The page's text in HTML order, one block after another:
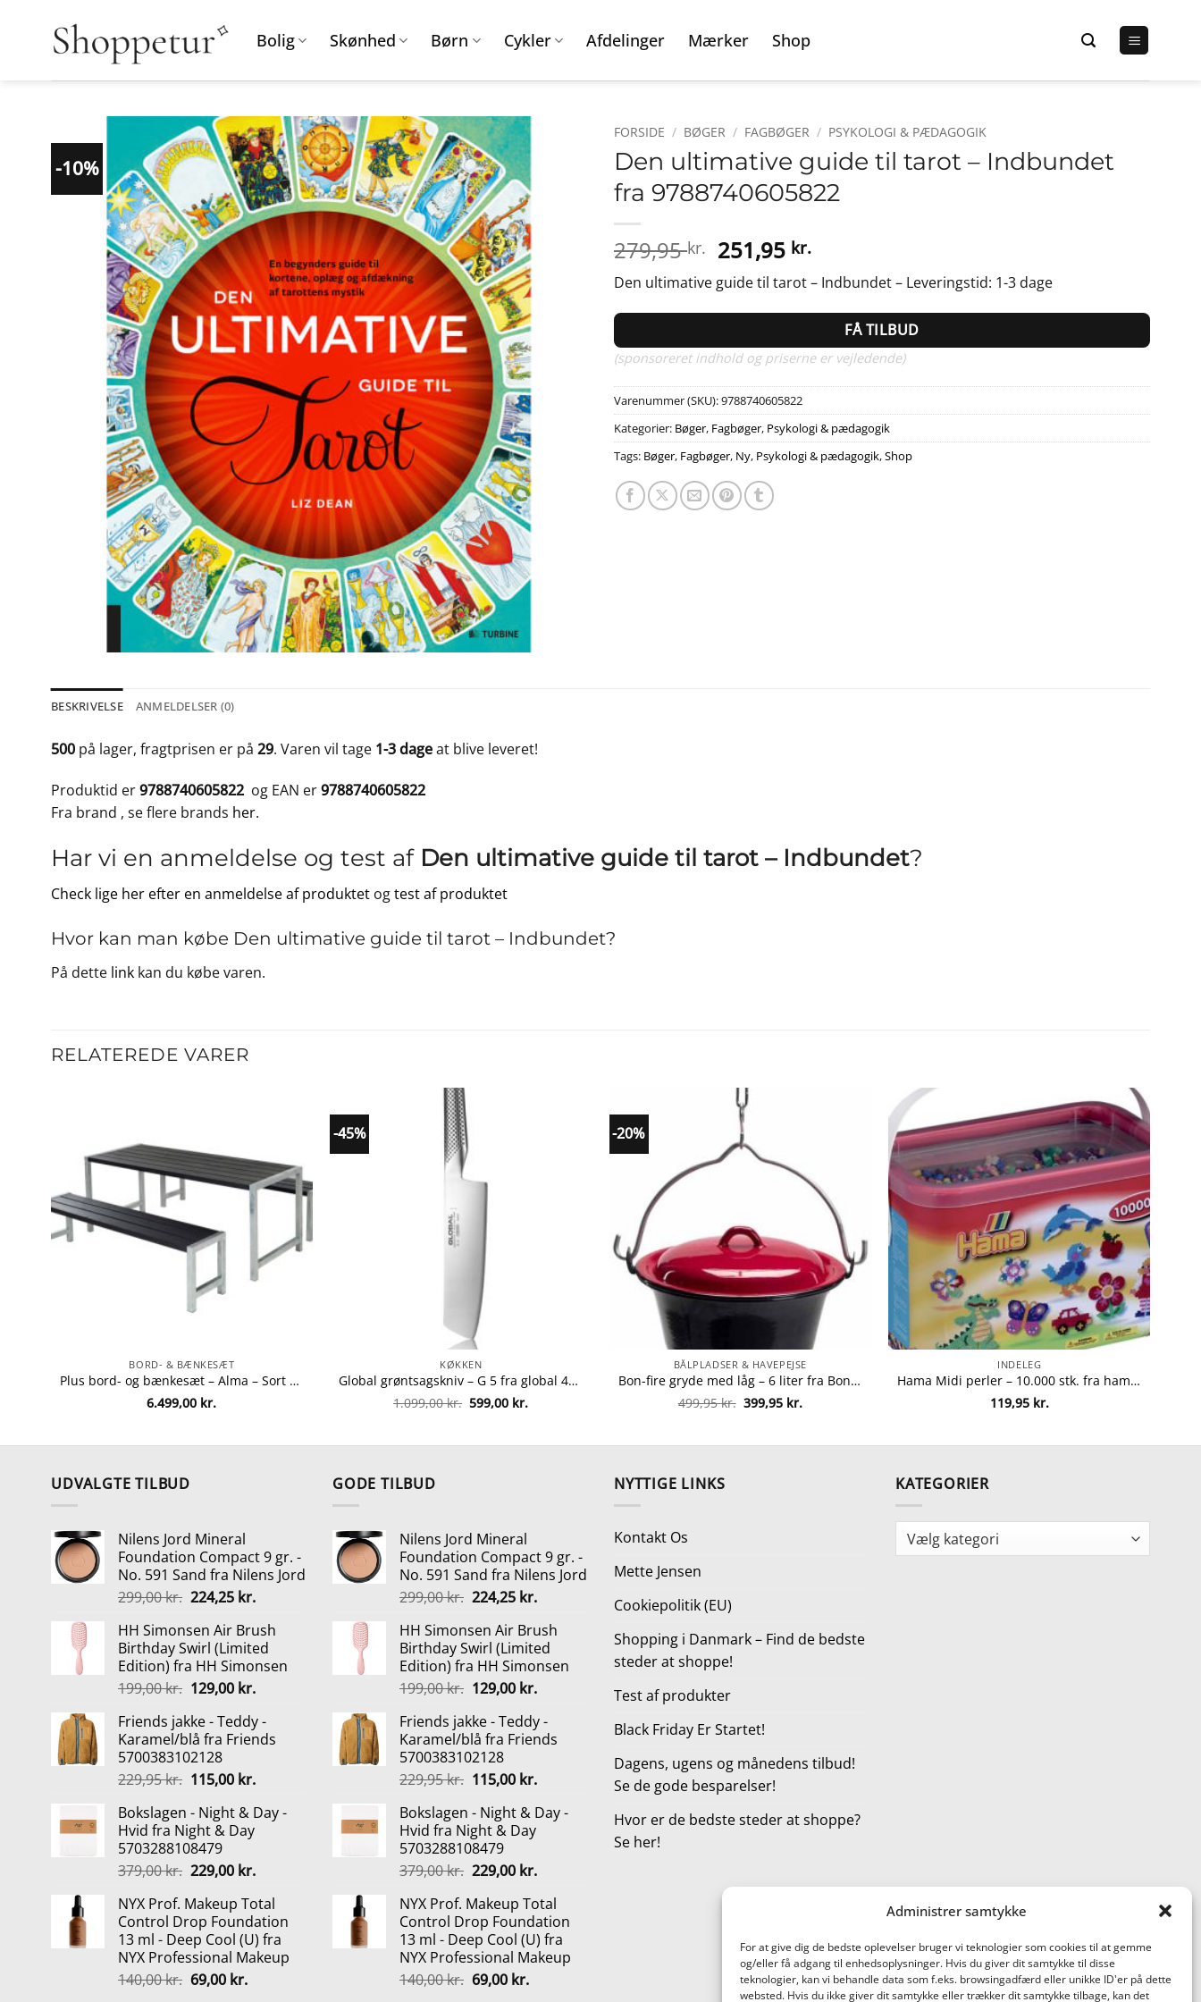
Administrer samtykke
For at give dig de bedste oplevelser bruger vi teknologier som cookies til at gemme
og/eller få adgang til enhedsoplysninger. Hvis du giver dit samtykke til disse
teknologier, kan vi behandle data som f.eks. browsingadfærd eller unikke ID'er på dette
websted. Hvis du ikke giver dit samtykke eller trækker dit samtykke tilbage, kan det
Bolig Skønhed Børn Cykler Afdelinger Mærker Shop
-10%
FORSIDE / BØGER / FAGBØGER / PSYKOLOGI & PÆDAGOGIK
Den ultimative guide til tarot – Indbundet
fra 9788740605822
279,95kr. Den
oprindelige
pris
var:
251,95 kr.Den
aktuelle
pris
er:
251,95 kr..
Den ultimative guide til tarot – Indbundet – Leveringstid: 1-3 dage
FÅ TILBUD
(sponsoreret indhold og priserne er vejledende)
Varenummer (SKU):9788740605822
Kategorier: Bøger, Fagbøger, Psykologi & pædagogik
Tags: Bøger, Fagbøger, Ny, Psykologi & pædagogik,Shop
BESKRIVELSE ANMELDELSER (0)
500 på lager, fragtprisen er på 29. Varen vil tage 1-3 dageat blive leveret!
Produktid er9788740605822 og EAN er9788740605822
Fra brand , se flere brands her.
Har vi en anmeldelse og test af Den ultimative guide til tarot – Indbundet?
Check lige her efter en anmeldelse af produktet ogtest af produktet
Hvor kan man købe Den ultimative guide til tarot – Indbundet?
På dette link kan du købe varen.
RELATEREDE VARER
BORD- & BÆNKESÆT
Plus bord- og bænkesæt – Alma – Sort fra Plus 5703393717887
6.499,00 kr.
-45%
KØKKEN
Global grøntsagskniv – G 5 fra global 4943691805485
1.099,00kr. Den
oprindelige
599,00 kr.
-20%
BÅLPLADSER & HAVEPEJSE
Bon-fire gryde med låg – 6 liter fra Bon-fire 5708085100022
499,95kr. Den
oprindelige
399,95 kr.Den
INDELEG
Hama Midi perler – 10.000 stk. fra hama 28178202002
119,95 kr.
UDVALGTE TILBUD
Nilens Jord Mineral
Foundation Compact 9 gr. -
No. 591 Sand fra Nilens Jord
299,00kr. Den
pris
var:
299,00 kr..
224,25 kr.Den
pris
er:
224,25 kr..
HH Simonsen Air Brush
Birthday Swirl (Limited
Edition) fra HH Simonsen
199,00kr. Den
pris
var:
199,00 kr..
129,00 kr.Den
pris
er:
Friends jakke - Teddy -
Karamel/blå fra Friends
5700383102128
229,95kr. Den
pris
var:
229,95 kr..
115,00 kr.Den
pris
er:
Bokslagen - Night & Day -
Hvid fra Night & Day
5703288108479
379,00kr. Den
pris
var:
379,00 kr..
229,00 kr.Den
pris
er:
229,00 kr..
NYX Prof. Makeup Total
Control Drop Foundation
13 ml - Deep Cool (U) fra
NYX Professional Makeup
140,00kr. Den
69,00 kr.Den
GODE TILBUD
Nilens Jord Mineral
Foundation Compact 9 gr. -
No. 591 Sand fra Nilens Jord
299,00kr. Den
pris
var:
299,00 kr..
224,25 kr.Den
pris
er:
224,25 kr..
HH Simonsen Air Brush
Birthday Swirl (Limited
Edition) fra HH Simonsen
199,00kr. Den
pris
var:
199,00 kr..
129,00 kr.Den
pris
er:
Friends jakke - Teddy -
Karamel/blå fra Friends
5700383102128
229,95kr. Den
pris
var:
229,95 kr..
115,00 kr.Den
pris
er:
Bokslagen - Night & Day -
Hvid fra Night & Day
5703288108479
379,00kr. Den
pris
var:
379,00 kr..
229,00 kr.Den
pris
er:
229,00 kr..
NYX Prof. Makeup Total
Control Drop Foundation
13 ml - Deep Cool (U) fra
NYX Professional Makeup
140,00kr. Den
69,00 kr.Den
NYTTIGE LINKS
Kontakt Os
Mette Jensen
Cookiepolitik (EU)
Shopping i Danmark – Find de bedste
steder at shoppe!
Test af produkter
Black Friday Er Startet!
Dagens, ugens og månedens tilbud!
Se de gode besparelser!
Hvor er de bedste steder at shoppe?
Se her!
KATEGORIER
Kategorier